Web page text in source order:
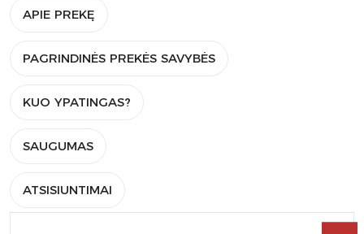
APIE PREKĘ
PAGRINDINĖS PREKĖS SAVYBĖS
KUO YPATINGAS?
SAUGUMAS
ATSISIUNTIMAI